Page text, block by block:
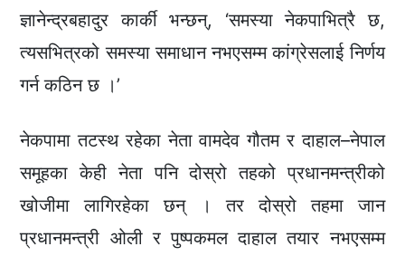
ज्ञानेन्द्रबहादुर कार्की भन्छन्, ‘समस्या नेकपाभित्रै छ,
त्यसभित्रको समस्या समाधान नभएसम्म कांग्रेसलाई निर्णय
गर्न कठिन छ ।’
नेकपामा तटस्थ रहेका नेता वामदेव गौतम र दाहाल–नेपाल
समूहका केही नेता पनि दोस्रो तहको प्रधानमन्त्रीको
खोजीमा लागिरहेका छन् । तर दोस्रो तहमा जान
प्रधानमन्त्री ओली र पुष्पकमल दाहाल तयार नभएसम्म